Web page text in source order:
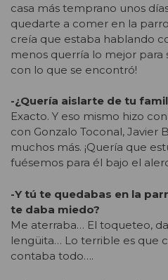
casa más temprano unos
quedarte a comer en la
creía que estaba hablando
menos querría lo mejor para
con lo que se encontró!
-¿Quería aislarte de tu
Exacto. Y eso mismo hizo
con Gonzalo Toconal, Javier
muchos más. ¡Quería que
fuésemos para él bajo el
-Y tú te quedabas en la
te daba miedo?
Me aterraba… El toqueteo,
lengüita… Lo terrible es que
contaba todo….